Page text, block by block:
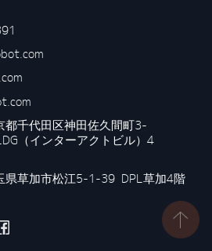
千代田区神田佐久間町3-
（インターアクトビル）4
草加市松江5-1-39 DPL草加4階